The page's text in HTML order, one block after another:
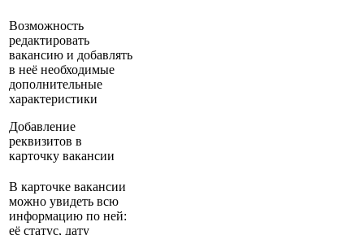
Возможность
редактировать
вакансию и добавлять
в неё необходимые
дополнительные
характеристики
Добавление
реквизитов в
карточку вакансии
В карточке вакансии
можно увидеть всю
информацию по ней:
её статус, дату